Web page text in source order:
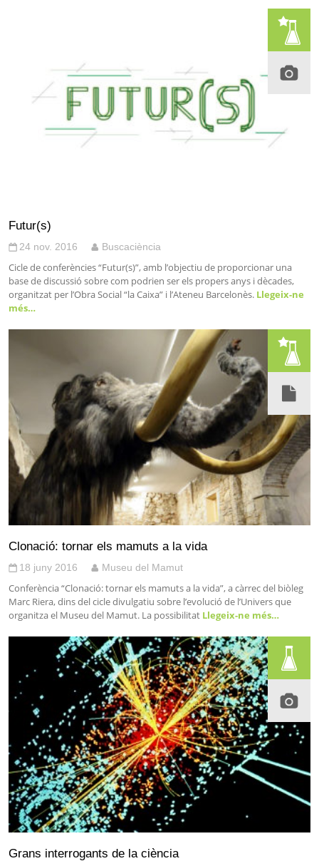
Futur(s)
24 nov. 2016 Buscaciència
Cicle de conferències “Futur(s)”, amb l’objectiu de proporcionar una
base de discussió sobre com podrien ser els propers anys i dècades,
organitzat per l’Obra Social “la Caixa” i l’Ateneu Barcelonès. Llegeix-ne
més…
Clonació: tornar els mamuts a la vida
18 juny 2016 Museu del Mamut
Conferència “Clonació: tornar els mamuts a la vida”, a càrrec del biòleg
Marc Riera, dins del cicle divulgatiu sobre l’evolució de l’Univers que
organitza el Museu del Mamut. La possibilitat Llegeix-ne més…
Grans interrogants de la ciència